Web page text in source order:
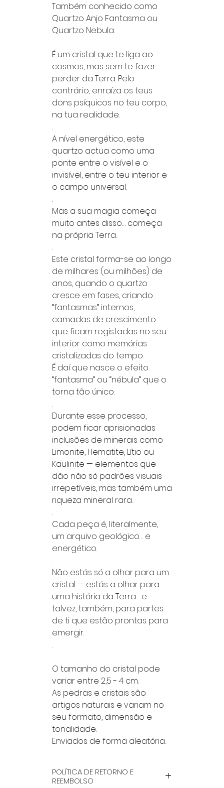
Também conhecido como
Quartzo Anjo Fantasma ou
Quartzo Nebula.
.
É um cristal que te liga ao
cosmos, mas sem te fazer
perder da Terra. Pelo
contrário, enraíza os teus
dons psíquicos no teu corpo,
na tua realidade.
.
A nível energético, este
quartzo actua como uma
ponte entre o visível e o
invisível, entre o teu interior e
o campo universal.
.
Mas a sua magia começa
muito antes disso… começa
na própria Terra.
.
Este cristal forma-se ao longo
de milhares (ou milhões) de
anos, quando o quartzo
cresce em fases, criando
“fantasmas” internos,
camadas de crescimento
que ficam registadas no seu
interior como memórias
cristalizadas do tempo.
É daí que nasce o efeito
“fantasma” ou “nébula” que o
torna tão único.
.
Durante esse processo,
podem ficar aprisionadas
inclusões de minerais como
Limonite, Hematite, Lítio ou
Kaulinite — elementos que
dão não só padrões visuais
irrepetíveis, mas também uma
riqueza mineral rara.
.
Cada peça é, literalmente,
um arquivo geológico… e
energético.
.
Não estás só a olhar para um
cristal — estás a olhar para
uma história da Terra… e
talvez, também, para partes
de ti que estão prontas para
emergir.
.
O tamanho do cristal pode
variar entre 2,5 - 4 cm.
As pedras e cristais são
artigos naturais e variam no
seu formato, dimensão e
tonalidade.
Enviados de forma aleatória.
POLÍTICA DE RETORNO E
REEMBOLSO